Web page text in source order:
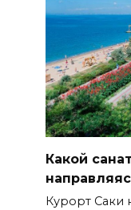
Какой
Курорт Саки